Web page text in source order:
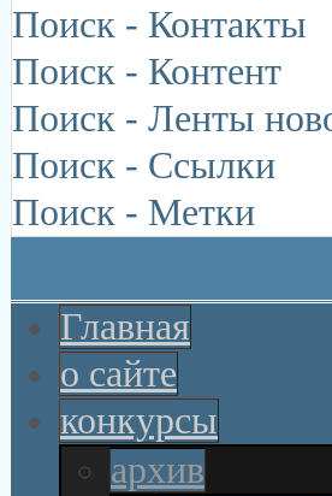
Поиск - Контакты
Поиск - Контент
Поиск - Ленты
Поиск - Ссылки
Поиск - Метки
Главная
о сайте
конкурсы
архив